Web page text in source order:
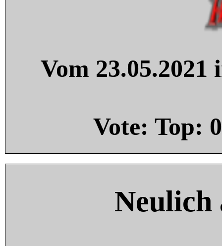
Vom
Vote: Top: 0
Neulich